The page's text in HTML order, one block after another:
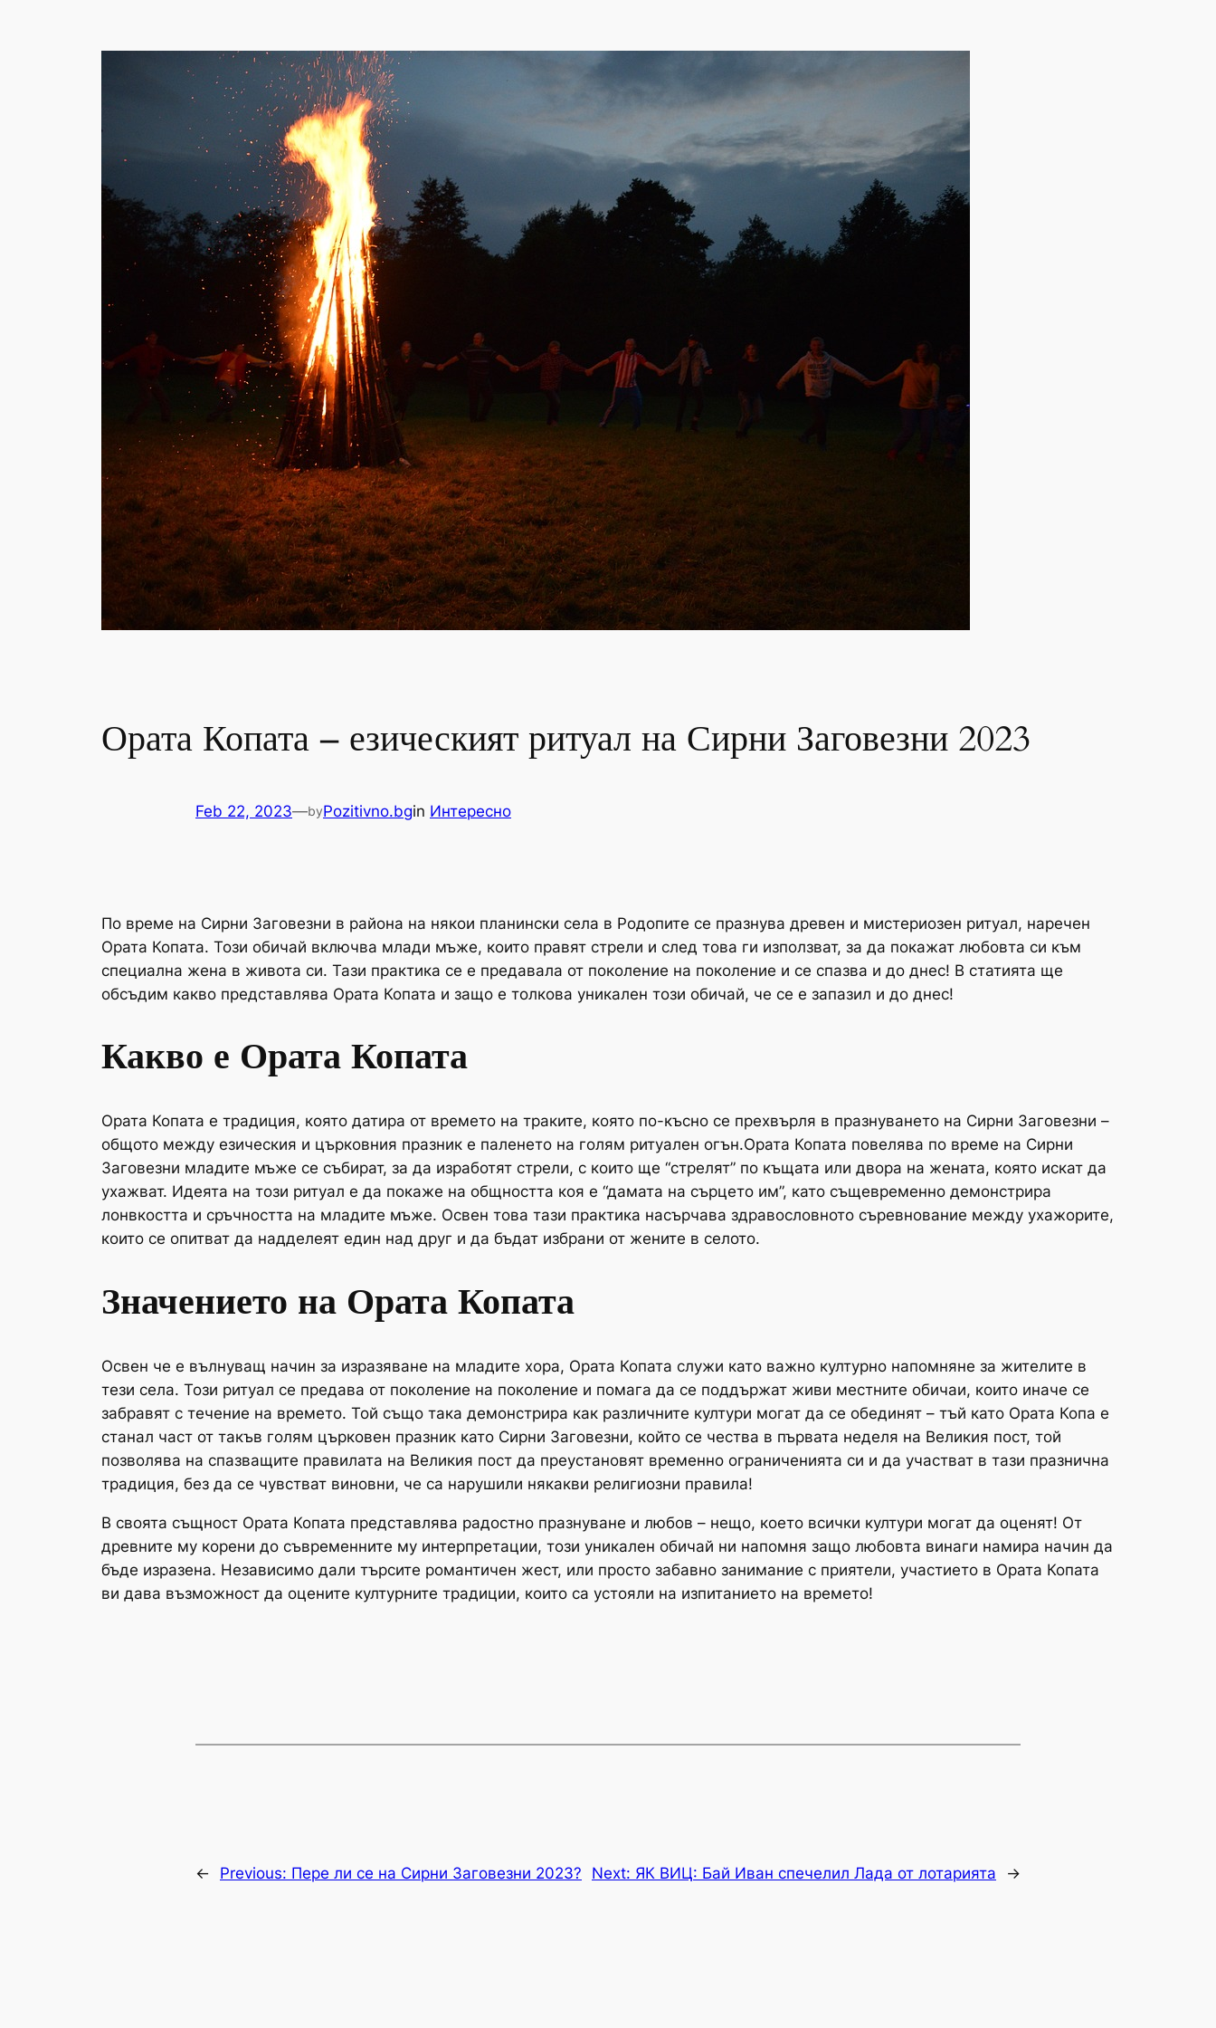
Ората Копата – езическият ритуал на Сирни Заговезни 2023
Feb 22, 2023—byPozitivno.bgin Интересно
По време на Сирни Заговезни в района на някои планински села в Родопите се празнува древен и мистериозен ритуал, наречен
Ората Копата. Този обичай включва млади мъже, които правят стрели и след това ги използват, за да покажат любовта си към
специална жена в живота си. Тази практика се е предавала от поколение на поколение и се спазва и до днес! В статията ще
обсъдим какво представлява Ората Копата и защо е толкова уникален този обичай, че се е запазил и до днес!
Какво е Ората Копата
Ората Копата е традиция, която датира от времето на траките, която по-късно се прехвърля в празнуването на Сирни Заговезни –
общото между езическия и църковния празник е паленето на голям ритуален огън.Ората Копата повелява по време на Сирни
Заговезни младите мъже се събират, за да изработят стрели, с които ще “стрелят” по къщата или двора на жената, която искат да
ухажват. Идеята на този ритуал е да покаже на общността коя е “дамата на сърцето им”, като същевременно демонстрира
лонвкостта и сръчността на младите мъже. Освен това тази практика насърчава здравословното съревнование между ухажорите,
които се опитват да надделеят един над друг и да бъдат избрани от жените в селото.
Значението на Ората Копата
Освен че е вълнуващ начин за изразяване на младите хора, Ората Копата служи като важно културно напомняне за жителите в
тези села. Този ритуал се предава от поколение на поколение и помага да се поддържат живи местните обичаи, които иначе се
забравят с течение на времето. Той също така демонстрира как различните култури могат да се обединят – тъй като Ората Копа е
станал част от такъв голям църковен празник като Сирни Заговезни, който се чества в първата неделя на Великия пост, той
позволява на спазващите правилата на Великия пост да преустановят временно ограниченията си и да участват в тази празнична
традиция, без да се чувстват виновни, че са нарушили някакви религиозни правила!
В своята същност Ората Копата представлява радостно празнуване и любов – нещо, което всички култури могат да оценят! От
древните му корени до съвременните му интерпретации, този уникален обичай ни напомня защо любовта винаги намира начин да
бъде изразена. Независимо дали търсите романтичен жест, или просто забавно занимание с приятели, участието в Ората Копата
ви дава възможност да оцените културните традиции, които са устояли на изпитанието на времето!
← Previous: Пере ли се на Сирни Заговезни 2023? Next: ЯК ВИЦ: Бай Иван спечелил Лада от лотарията →